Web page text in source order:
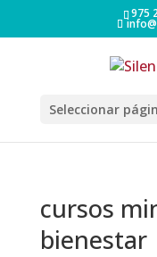
975
Seleccionar
cursos
bienestar